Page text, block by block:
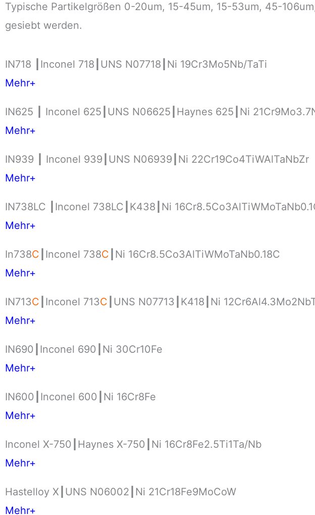
Typische Partikelgrößen 0-20um, 15-45um, 15-53um, 45-
gesiebt werden.
IN718 ┃Inconel 718┃UNS N07718┃Ni 19Cr3Mo5Nb/TaTi
Mehr+
IN625 ┃ Inconel 625┃UNS N06625┃Haynes 625┃Ni
Mehr+
IN939 ┃ Inconel 939┃UNS N06939┃Ni 22Cr19Co4TiWAlTaNbZr
Mehr+
IN738LC ┃Inconel 738LC┃K438┃Ni
Mehr+
In738C ┃Inconel 738C ┃Ni 16Cr8.5Co3AlTiWMoTaNb0.18C
Mehr+
IN713C ┃Inconel 713C ┃UNS N07713┃K418┃Ni
Mehr+
IN690┃Inconel 690┃Ni 30Cr10Fe
Mehr+
IN600┃Inconel 600┃Ni 16Cr8Fe
Mehr+
Inconel X-750┃Haynes X-750┃Ni 16Cr8Fe2.5Ti1Ta/Nb
Mehr+
Hastelloy X┃UNS N06002┃Ni 21Cr18Fe9MoCoW
Mehr+